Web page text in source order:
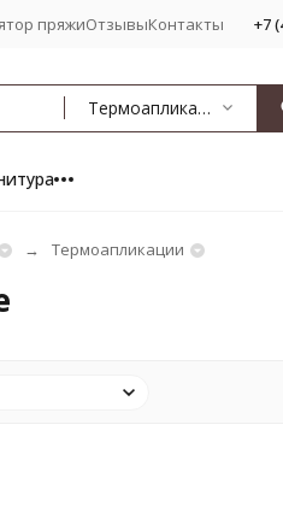
пряжиОтзывыКонтакты +7
Термоапликации
Термоапликации